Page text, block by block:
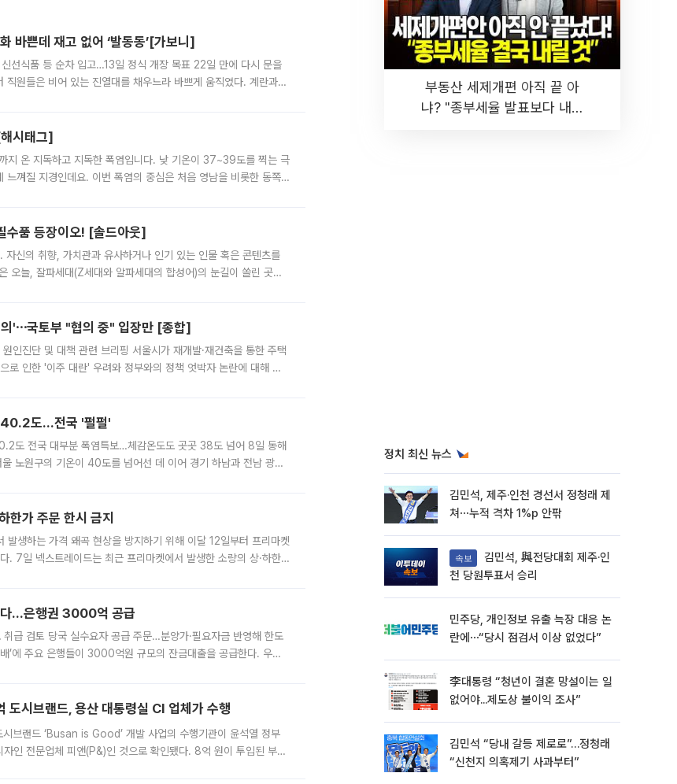
바쁜데 재고 없어 ‘발동동’[가보니]
선식품 등 순차 입고…13일 정식 개장 목표 22일 만에 다시 문을
원들은 비어 있는 진열대를 채우느라 바쁘게 움직였다. 계란과
시태그]
지 온 지독하고 지독한 폭염입니다. 낮 기온이 37~39도를 찍는 극
껴질 지경인데요. 이번 폭염의 중심은 처음 영남을 비롯한 동쪽
수품 등장이오! [솔드아웃]
자신의 취향, 가치관과 유사하거나 인기 있는 인물 혹은 콘텐츠를
오늘, 잘파세대(Z세대와 알파세대의 합성어)의 눈길이 쏠린 곳은
'⋯국토부 "협의 중" 입장만 [종합]
인진단 및 대책 관련 브리핑 서울시가 재개발·재건축을 통한 주택
로 인한 '이주 대란' 우려와 정부와의 정책 엇박자 논란에 대해 정
40.2도…전국 '펄펄'
도 전국 대부분 폭염특보…체감온도도 곳곳 38도 넘어 8일 동해
노원구의 기온이 40도를 넘어선 데 이어 경기 하남과 전남 광양
한가 주문 한시 금지
발생하는 가격 왜곡 현상을 방지하기 위해 이달 12일부터 프리마켓
. 7일 넥스트레이드는 최근 프리마켓에서 발생한 소량의 상·하한
다…은행권 3000억 공급
급 검토 당국 실수요자 공급 주문…분양가·필요자금 반영해 한도
’에 주요 은행들이 3000억원 규모의 잔금대출을 공급한다. 우리
시브랜드, 용산 대통령실 CI 업체가 수행
브랜드 ‘Busan is Good’ 개발 사업의 수행기관이 윤석열 정부
인 전문업체 피앤(P&)인 것으로 확인됐다. 8억 원이 투입된 부산
부동산 세제개편 아직 끝 아
냐? "종부세율 발표보다 내릴
정치 최신 뉴스
김민석, 제주·인천 경선서 정청래 제
쳐⋯누적 격차 1%p 안팎
속보
천 당원투표서 승리
민주당, 개인정보 유출 늑장 대응 논
란에⋯“당시 점검서 이상 없었다”
李대통령 “청년이 결혼 망설이는 일
없어야...제도상 불이익 조사”
김민석 “당내 갈등 제로로”…정청래
“신천지 의혹제기 사과부터”